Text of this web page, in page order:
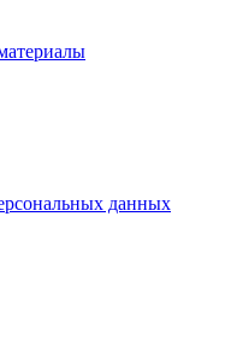
данных